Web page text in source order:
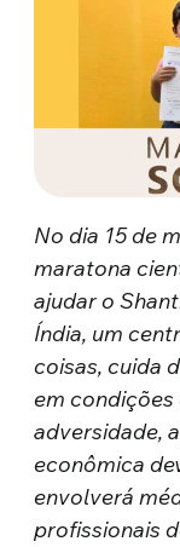
No dia 15 de
maratona
ajudar o
Índia, um
coisas, cuida
em condições
adversidade,
econômica
envolverá
profissionais